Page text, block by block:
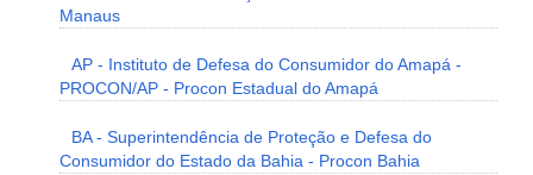
Manaus
AP - Instituto de Defesa do Consumidor do Amapá -
PROCON/AP - Procon Estadual do Amapá
BA - Superintendência de Proteção e Defesa do
Consumidor do Estado da Bahia - Procon Bahia